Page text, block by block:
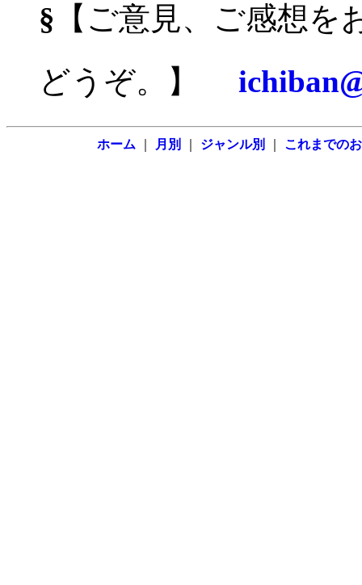
§ 【ご意見、ご感想
どうぞ。】
ホーム 月別 ジャンル別 これまでの